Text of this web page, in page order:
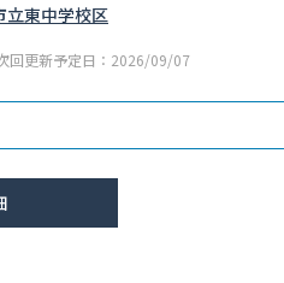
立東中学校区
回更新予定日：2026/09/07